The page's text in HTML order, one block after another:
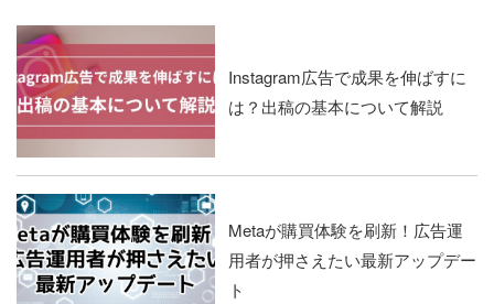
Instagram広告で成果を伸ばすに
は？出稿の基本について解説
Metaが購買体験を刷新！広告運
用者が押さえたい最新アップデー
ト